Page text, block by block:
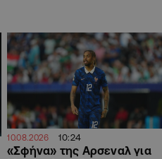
10.08.2026 10:24
«Σφήνα» της Αρσεναλ για